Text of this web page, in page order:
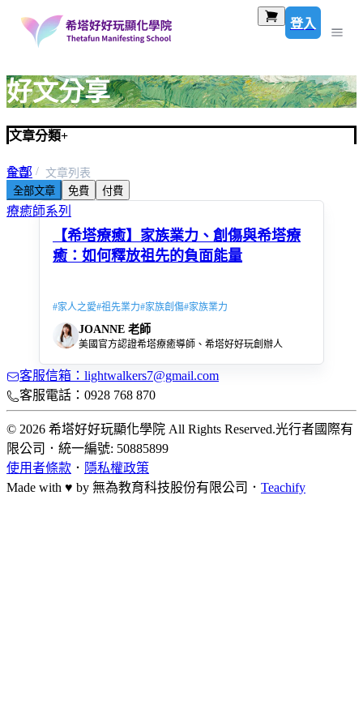
登入
好文分享
文章分類+
全部
希塔療癒系列
療癒師系列
首頁
文章列表
全部文章
免費 付費
【希塔療癒】家族業力、創傷與希塔療
癒：如何釋放祖先的負面能量
#家人之愛#祖先業力#家族創傷#家族業力
JOANNE 老師
美國官方認證希塔療癒導師、希塔好好玩創辦人
客服信箱：lightwalkers7@gmail.com
客服電話：0928 768 870
© 2026 希塔好好玩顯化學院 All Rights Reserved.光行者國際有
限公司 ． 統一編號: 50885899
使用者條款 ． 隱私權政策
Made with ♥ by 無為教育科技股份有限公司． Teachify